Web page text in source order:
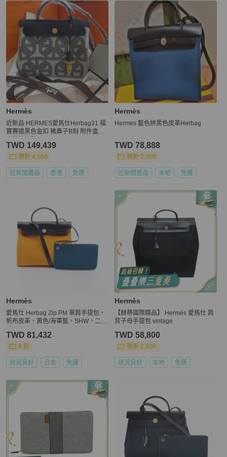
Hermès
近新品 HERMES愛馬仕Herbag31 福
寶賽道黑色金扣 豬鼻子B刻 附件盒子
TWD 149,439
現折 4,500
近新閒置品 香港 免運
Hermès
Hermes 藍色拼黑色皮革Herbag
TWD 78,888
現折 2,000
近新閒置品 本地 免運
Hermès
愛馬仕 Herbag Zip PM 單肩手提包，
帆布皮革，黃色/海軍藍，SHW，二
TWD 81,432
9 折
狀況良好 日本 免運
Hermès
【赫蒂國際精品】 Hermès 愛馬仕 肩
背子母手提包 vintage
TWD 58,800
現折 2,000
狀況良好 本地 免運